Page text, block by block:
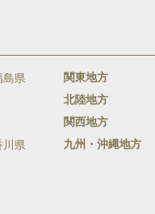
島県 関東地方
北陸地方
関西地方
川県
九州・沖縄地方